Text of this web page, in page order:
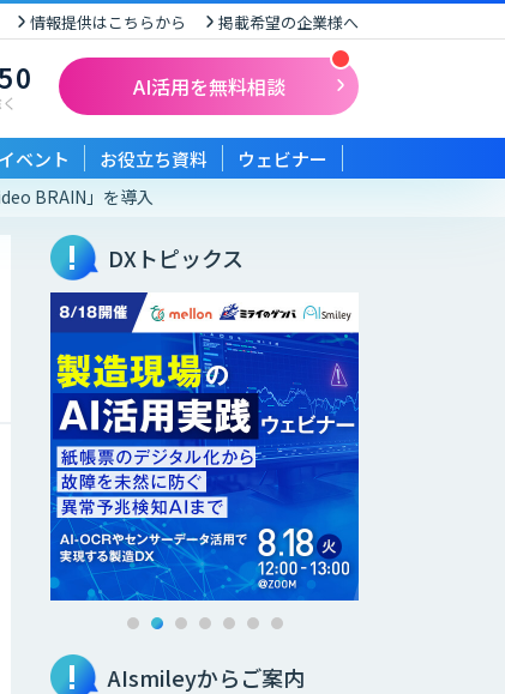
情報提供はこちらから 掲載希望の企業様へ
AI活用を無料相談
イベント お役立ち資料 ウェビナー
BRAIN」を導入
DXトピックス
AIsmileyからご案内